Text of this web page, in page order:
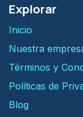
Explorar
Inicio
Nuestra
Términos y
Políticas de
Blog